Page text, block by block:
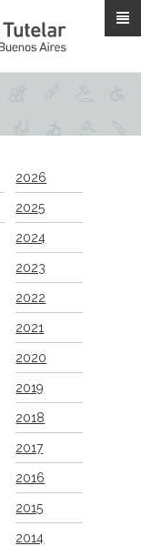
2026
2025
2024
2023
2022
2021
2020
2019
2018
2017
2016
2015
2014